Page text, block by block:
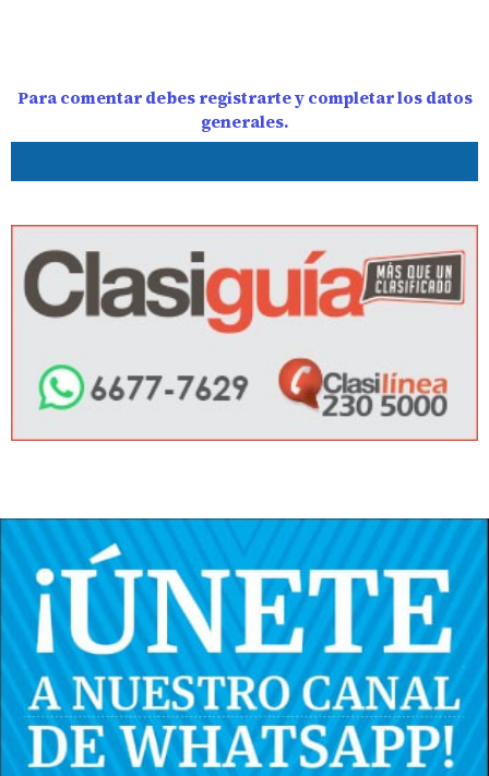
Para comentar debes registrarte y completar los datos
generales.